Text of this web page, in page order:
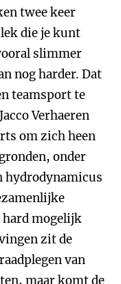
twee keer
die je kunt
slimmer
nog harder. Dat
teamsport te
Verhaeren
om zich heen
onder
hydrodynamicus
hard mogelijk
zit de
van
maar komt de